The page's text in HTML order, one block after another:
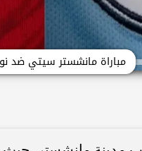
مباراة مانشستر سيتي ضد